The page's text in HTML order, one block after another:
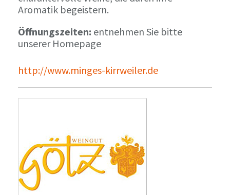
Aromatik begeistern.
Öffnungszeiten: entnehmen Sie bitte
unserer Homepage
http://www.minges-kirrweiler.de